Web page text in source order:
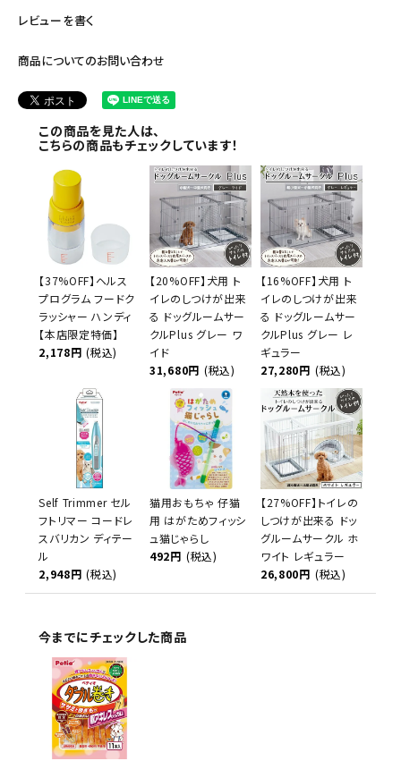
レビューを書く
商品についてのお問い合わせ
この商品を見た人は、
こちらの商品もチェックしています！
【37%OFF】ヘルス
プログラム フードク
ラッシャー ハンディ
【本店限定特価】
2,178円 (税込)
【20%OFF】犬用 ト
イレのしつけが出来
る ドッグルームサー
クルPlus グレー ワ
イド
31,680円 (税込)
【16%OFF】犬用 ト
イレのしつけが出来
る ドッグルームサー
クルPlus グレー レ
ギュラー
27,280円 (税込)
Self Trimmer セル
フトリマー コードレ
スバリカン ディテー
ル
2,948円 (税込)
猫用おもちゃ 仔猫
用 はがためフィッシ
ュ猫じゃらし
492円 (税込)
【27%OFF】トイレの
しつけが出来る ドッ
グルームサークル ホ
ワイト レギュラー
26,800円 (税込)
今までにチェックした商品